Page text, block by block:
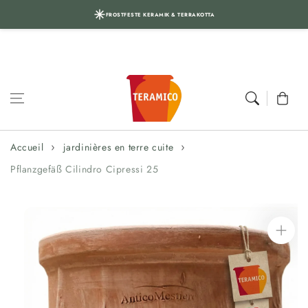
FROSTFESTE KERAMIK & TERRAKOTTA
Aller au
Panier
Accueil
jardinières en terre cuite
Pflanzgefäß Cilindro Cipressi 25
sur le produit